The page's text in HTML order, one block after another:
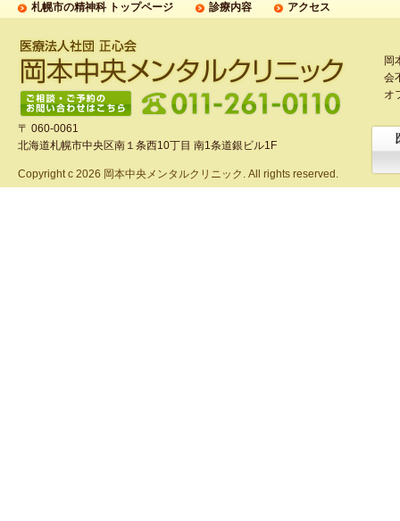
札幌市の精神科 トップページ 診療内容 アクセス
〒 060-0061
北海道札幌市中央区南１条西10丁目 南1条道銀ビル1F
岡
会
オ
Copyright c 2026 岡本中央メンタルクリニック. All rights reserved.